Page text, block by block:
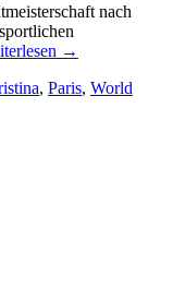
nach
→
, Paris, World